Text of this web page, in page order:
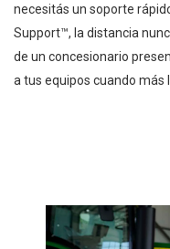
necesitás un soporte
Support™, la distancia
de un concesionario
a tus equipos cuando más